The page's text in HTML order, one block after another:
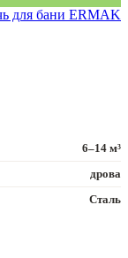
для бани ERMAK
6–14 м³
дрова
Сталь